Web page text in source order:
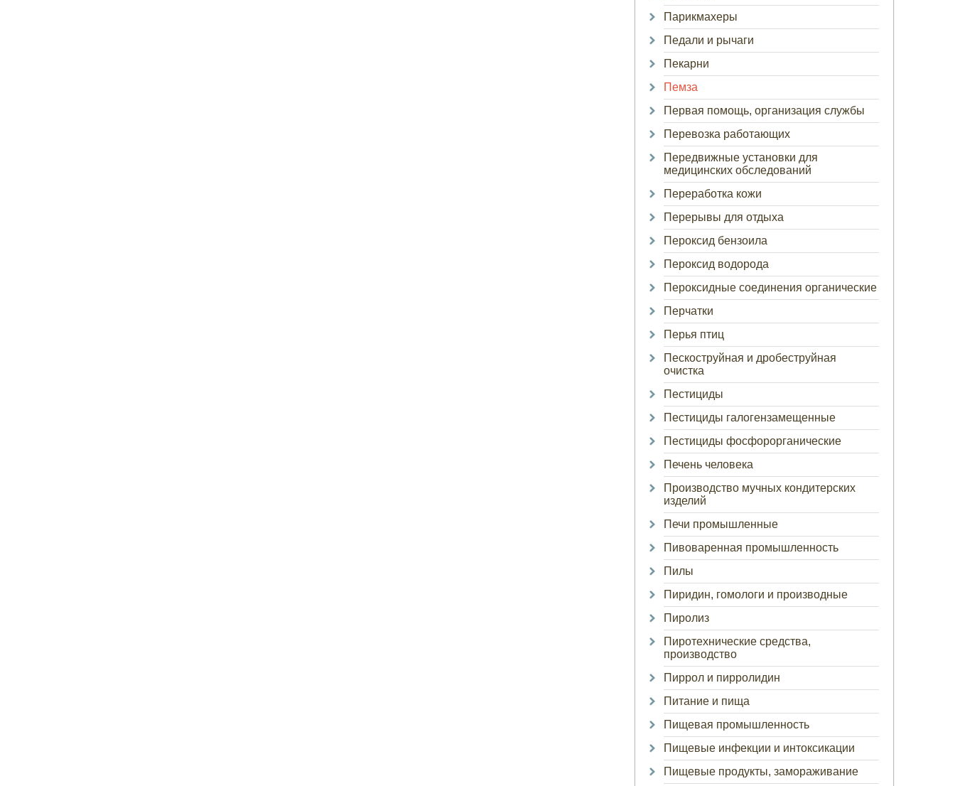
Парикмахеры
Педали и рычаги
Пекарни
Пемза
Первая помощь, организация службы
Перевозка работающих
Передвижные установки для
медицинских обследований
Переработка кожи
Перерывы для отдыха
Пероксид бензоила
Пероксид водорода
Пероксидные соединения органические
Перчатки
Перья птиц
Пескоструйная и дробеструйная
очистка
Пестициды
Пестициды галогензамещенные
Пестициды фосфорорганические
Печень человека
Производство мучных кондитерских
изделий
Печи промышленные
Пивоваренная промышленность
Пилы
Пиридин, гомологи и производные
Пиролиз
Пиротехнические средства,
производство
Пиррол и пирролидин
Питание и пища
Пищевая промышленность
Пищевые инфекции и интоксикации
Пищевые продукты, замораживание